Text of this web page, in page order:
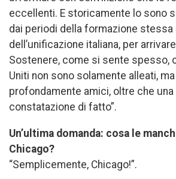
eccellenti. E storicamente lo sono
dai periodi della formazione stessa
dell’unificazione italiana, per
Sostenere, come si sente spesso,
Uniti non sono solamente alleati,
profondamente amici, oltre che una
constatazione di fatto”.
Un’ultima domanda: cosa le
Chicago?
“Semplicemente, Chicago!”.